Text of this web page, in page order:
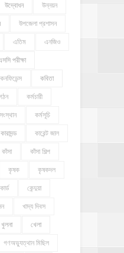
উদ্বোধন উন্নয়ন
উপজেলা প্রশাসন
এতিম এনজিও
পরীক্ষা
কনফিডেন্স কবিতা
কর্মচারী
কর্মসূচি
কারাদন্ড কারেন্ট জাল
কাঁসা কাঁসা শিল্প
কৃষক কৃষকদল
কেন্দুয়া
খাদ্য দিবস
খুলনা খেলা
গণঅভ্যুত্থান মিছিল